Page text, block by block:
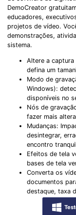
DemoCreator
educadores,
projetos de vídeo.
demonstrações,
sistema.
Altere a captura
defina um
Modo de
Windows):
disponíveis no
Nós de
fazer mais
Mudanças:
desintegrar,
encontro
Efeitos de tela
bases de tela
Converta os
documentos
destaque, taxa